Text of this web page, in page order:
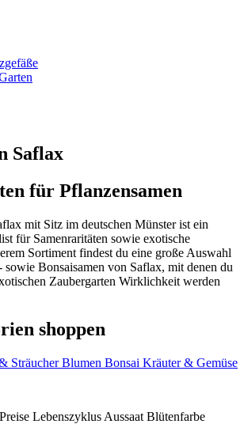
Saflax
für Pflanzensamen
mit Sitz im deutschen Münster ist ein
für Samenraritäten sowie exotische
Sortiment findest du eine große Auswahl
Bonsaisamen von Saflax, mit denen du
Zaubergarten Wirklichkeit werden
shoppen
Sträucher Blumen Bonsai Kräuter & Gemüse
Preise Lebenszyklus Aussaat Blütenfarbe